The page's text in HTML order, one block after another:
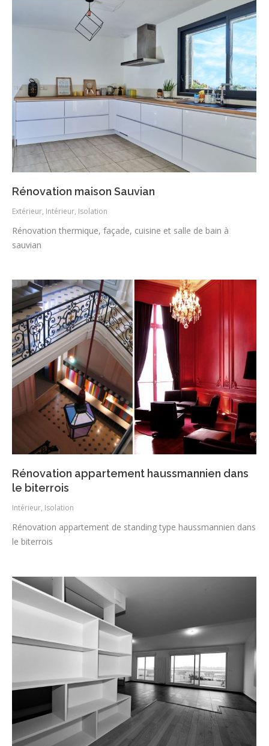
Rénovation maison Sauvian
Extérieur, Intérieur, Isolation
Rénovation thermique, façade, cuisine et salle de bain à
sauvian
Rénovation appartement haussmannien dans
le biterrois
Intérieur, Isolation
Rénovation appartement de standing type haussmannien dans
le biterrois